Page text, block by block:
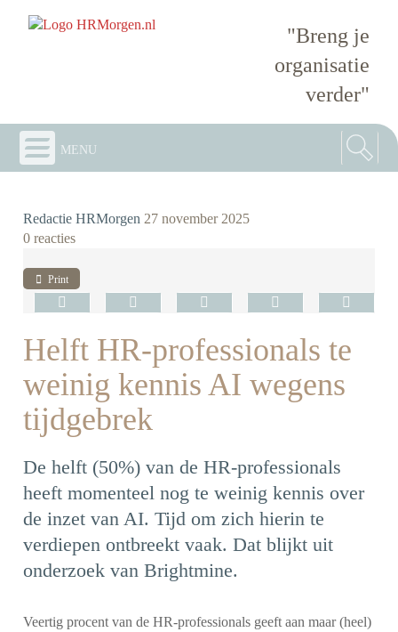
"Breng je
organisatie
verder"
menu
Redactie HRMorgen 27 november 2025
0 reacties
Print
Helft HR-professionals te
weinig kennis AI wegens
tijdgebrek
De helft (50%) van de HR-professionals
heeft momenteel nog te weinig kennis over
de inzet van AI. Tijd om zich hierin te
verdiepen ontbreekt vaak. Dat blijkt uit
onderzoek van Brightmine.
Veertig procent van de HR-professionals geeft aan maar (heel)